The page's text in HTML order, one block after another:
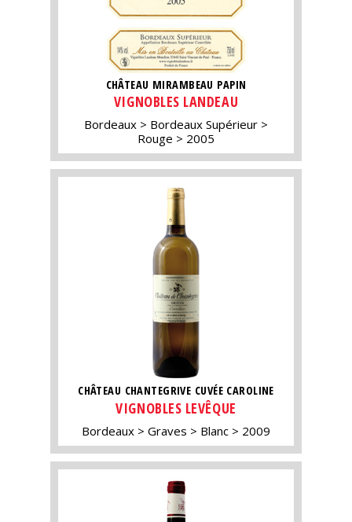
CHÂTEAU MIRAMBEAU PAPIN
VIGNOBLES LANDEAU
Bordeaux
Bordeaux Supérieur
Rouge
2005
CHÂTEAU CHANTEGRIVE CUVÉE CAROLINE
VIGNOBLES LEVÊQUE
Bordeaux Graves Blanc 2009